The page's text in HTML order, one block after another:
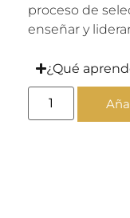
proceso de
enseñar y
¿Qué